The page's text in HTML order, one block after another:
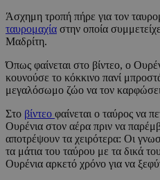
Άσχημη τροπή πήρε για τον
ταυρομαχία στην οποία
Μαδρίτη.
Όπως φαίνεται στο βίντεο, ο
κουνούσε το κόκκινο πανί
μεγαλόσωμο ζώο να τον
Στο βίντεο φαίνεται ο ταύρος να
Ουρένια στον αέρα πριν να
αποτρέψουν τα χειρότερα: Οι
τα μάτια του ταύρου με τα δικά
Ουρένια αρκετό χρόνο για να